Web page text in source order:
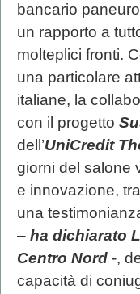
bancario
un rapporto a
molteplici fronti.
una particolare
italiane, la
con il progetto
dell’UniCredit
giorni del salone
e innovazione,
una
– ha dichiarato
Centro Nord -,
capacità di